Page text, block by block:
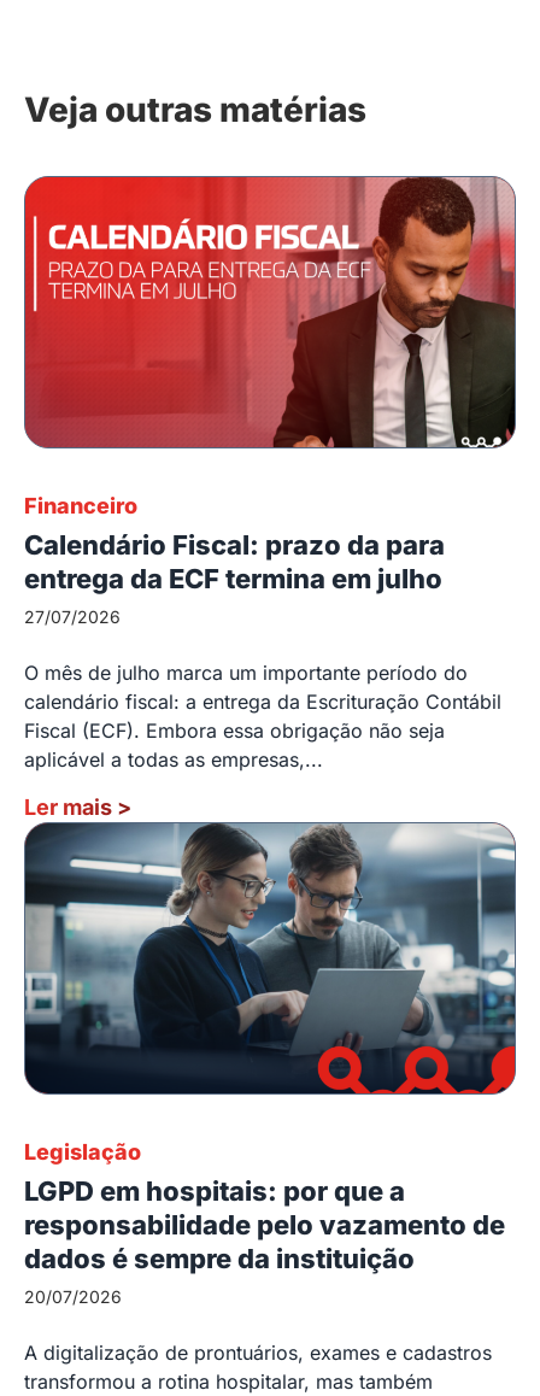
Veja outras matérias
Financeiro
Calendário Fiscal: prazo da para
entrega da ECF termina em julho
27/07/2026
O mês de julho marca um importante período do
calendário fiscal: a entrega da Escrituração Contábil
Fiscal (ECF). Embora essa obrigação não seja
aplicável a todas as empresas,...
Ler mais >
Legislação
LGPD em hospitais: por que a
responsabilidade pelo vazamento de
dados é sempre da instituição
20/07/2026
A digitalização de prontuários, exames e cadastros
transformou a rotina hospitalar, mas também